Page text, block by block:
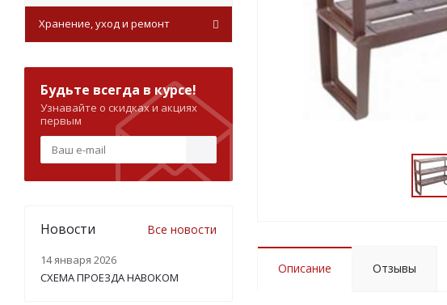
Описание Отзывы
Хранение, уход и ремонт
Будьте всегда в курсе!
Узнавайте о скидках и акциях
первым
Новости Все новости
14 января 2026
СХЕМА ПРОЕЗДА НАВОКОМ